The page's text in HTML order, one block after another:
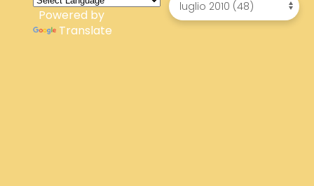
Powered by
Translate